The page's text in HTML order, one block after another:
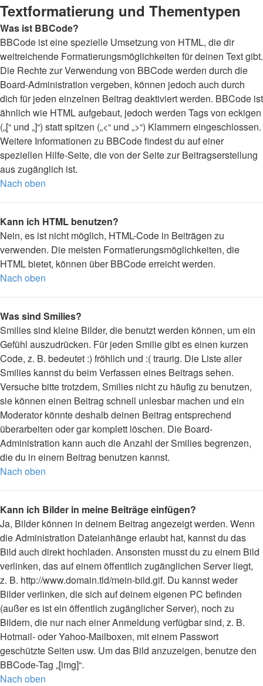
Textformatierung und Thementypen
Was ist BBCode?
BBCode ist eine spezielle Umsetzung von HTML, die dir
weitreichende Formatierungsmöglichkeiten für deinen Text gibt.
Die Rechte zur Verwendung von BBCode werden durch die
Board-Administration vergeben, können jedoch auch durch
dich für jeden einzelnen Beitrag deaktiviert werden. BBCode ist
ähnlich wie HTML aufgebaut, jedoch werden Tags von eckigen
(„[“ und „]“) statt spitzen („<“ und „>“) Klammern eingeschlossen.
Weitere Informationen zu BBCode findest du auf einer
speziellen Hilfe-Seite, die von der Seite zur Beitragserstellung
aus zugänglich ist.
Nach oben
Kann ich HTML benutzen?
Nein, es ist nicht möglich, HTML-Code in Beiträgen zu
verwenden. Die meisten Formatierungsmöglichkeiten, die
HTML bietet, können über BBCode erreicht werden.
Nach oben
Was sind Smilies?
Smilies sind kleine Bilder, die benutzt werden können, um ein
Gefühl auszudrücken. Für jeden Smilie gibt es einen kurzen
Code, z. B. bedeutet :) fröhlich und :( traurig. Die Liste aller
Smilies kannst du beim Verfassen eines Beitrags sehen.
Versuche bitte trotzdem, Smilies nicht zu häufig zu benutzen,
sie können einen Beitrag schnell unlesbar machen und ein
Moderator könnte deshalb deinen Beitrag entsprechend
überarbeiten oder gar komplett löschen. Die Board-
Administration kann auch die Anzahl der Smilies begrenzen,
die du in einem Beitrag benutzen kannst.
Nach oben
Kann ich Bilder in meine Beiträge einfügen?
Ja, Bilder können in deinem Beitrag angezeigt werden. Wenn
die Administration Dateianhänge erlaubt hat, kannst du das
Bild auch direkt hochladen. Ansonsten musst du zu einem Bild
verlinken, das auf einem öffentlich zugänglichen Server liegt,
z. B. http://www.domain.tld/mein-bild.gif. Du kannst weder
Bilder verlinken, die sich auf deinem eigenen PC befinden
(außer es ist ein öffentlich zugänglicher Server), noch zu
Bildern, die nur nach einer Anmeldung verfügbar sind, z. B.
Hotmail- oder Yahoo-Mailboxen, mit einem Passwort
geschützte Seiten usw. Um das Bild anzuzeigen, benutze den
BBCode-Tag „[img]“.
Nach oben